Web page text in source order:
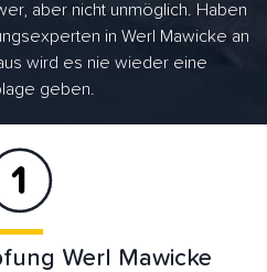
aber nicht unmöglich. Haben
in Werl Mawicke an
wird es nie wieder eine
geben.
Werl Mawicke